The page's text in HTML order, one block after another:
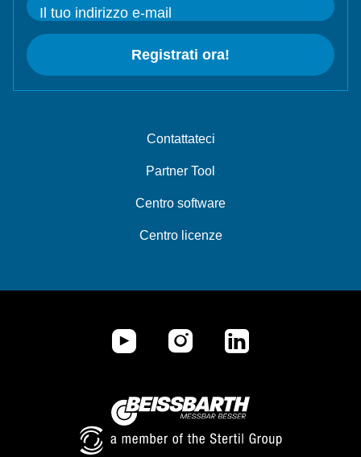
Contattateci
Partner Tool
Centro software
Centro licenze
Il tuo indirizzo e-mail
Registrati ora!